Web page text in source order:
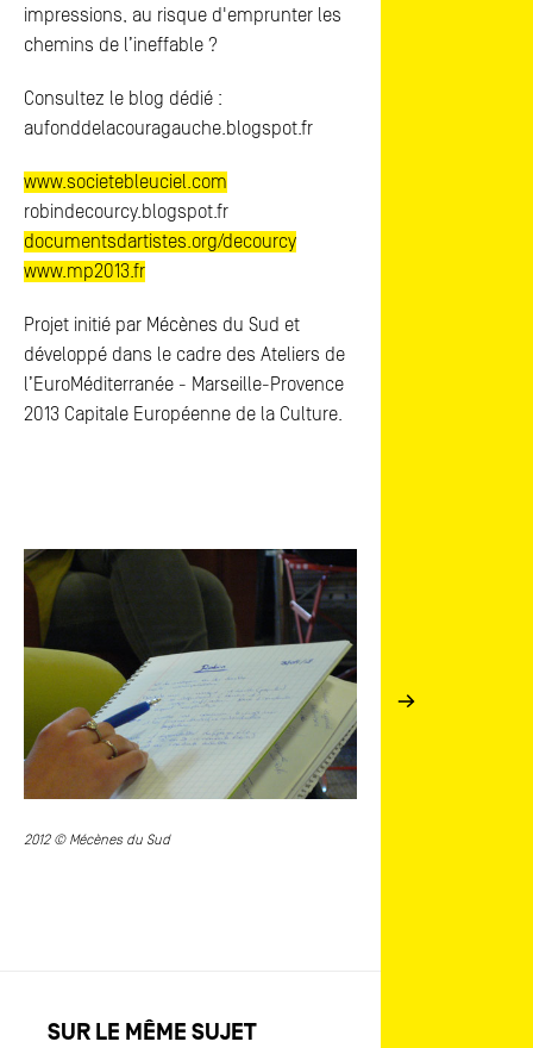
impressions, au risque d'emprunter les
chemins de l’ineffable ?
Consultez le blog dédié :
aufonddelacouragauche.blogspot.fr
www.societebleuciel.com
robindecourcy.blogspot.fr
documentsdartistes.org/decourcy
www.mp2013.fr
Projet initié par Mécènes du Sud et
développé dans le cadre des Ateliers de
l’EuroMéditerranée - Marseille-Provence
2013 Capitale Européenne de la Culture.
2012 © Mécènes du Sud
SUR LE MÊME SUJET